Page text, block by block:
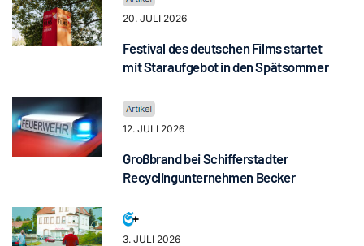
20. JULI 2026
Festival des deutschen Films startet
mit Staraufgebot in den Spätsommer
12. JULI 2026
Großbrand bei Schifferstadter
Recyclingunternehmen Becker
3. JULI 2026